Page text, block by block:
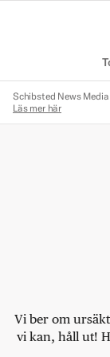
Schibsted News
Läs mer här
Vi ber om
vi kan, håll ut!